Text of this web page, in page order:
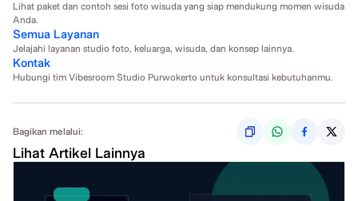
Lihat paket dan contoh sesi foto wisuda yang siap mendukung momen wisuda
Anda.
Semua Layanan
Jelajahi layanan studio foto, keluarga, wisuda, dan konsep lainnya.
Kontak
Hubungi tim Vibesroom Studio Purwokerto untuk konsultasi kebutuhanmu.
Bagikan melalui:
Lihat Artikel Lainnya